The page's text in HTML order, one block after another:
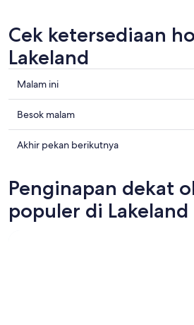
Cek ketersediaan
Lakeland
Cek
harga
di
Lakeland
untuk
8
-
Malam ini
Cek
harga
di
besok
malam,
9
Besok malam
Cek
Lakeland
untuk
akhir
Akhir pekan berikutnya
Penginapan dekat
populer di Lakeland